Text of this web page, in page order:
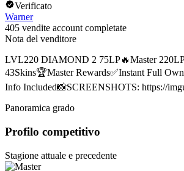
Verificato
Warner
405 vendite account completate
Nota del venditore
LVL220 DIAMOND 2 75LP🔥Master
43Skins🏆Master Rewards✅Instant Full
Info Included📸SCREENSHOTS: https://
Panoramica grado
Profilo competitivo
Stagione attuale e precedente